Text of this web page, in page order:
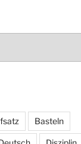
Basteln